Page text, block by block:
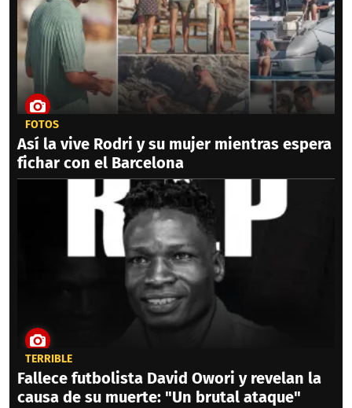
FOTOS
Así la vive Rodri y su mujer mientras espera
fichar con el Barcelona
TERRIBLE
Fallece futbolista David Owori y revelan la
causa de su muerte: "Un brutal ataque"